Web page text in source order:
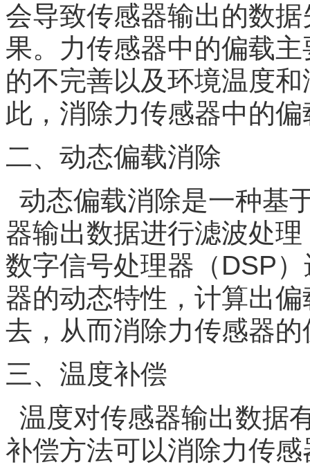
会导致传感器输出的数
果。力传感器中的偏载
的不完善以及环境温度
此，消除力传感器中的
二、动态偏载消除
动态偏载消除是一种基
器输出数据进行滤波处
数字信号处理器（ DSP
器的动态特性，计算出
去，从而消除力传感器
三、温度补偿
温度对传感器输出数据
补偿方法可以消除力传